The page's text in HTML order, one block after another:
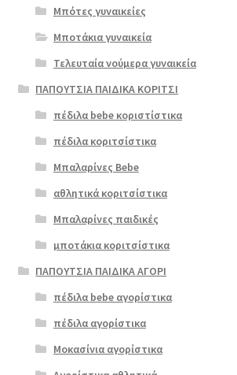
Μπότες γυναικείες
Μποτάκια γυναικεία
Τελευταία νούμερα γυναικεία
ΠΑΠΟΥΤΣΙΑ ΠΑΙΔΙΚΑ ΚΟΡΙΤΣΙ
πέδιλα bebe κοριστίστικα
πέδιλα κοριτσίστικα
Μπαλαρίνες Bebe
αθλητικά κοριτσίστικα
Μπαλαρίνες παιδικές
μποτάκια κοριτσίστικα
ΠΑΠΟΥΤΣΙΑ ΠΑΙΔΙΚΑ ΑΓΟΡΙ
πέδιλα bebe αγορίστικα
πέδιλα αγορίστικα
Μοκασίνια αγορίστικα